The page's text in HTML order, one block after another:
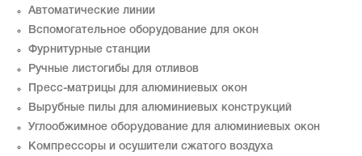
Автоматические линии
Вспомогательное оборудование для окон
Фурнитурные станции
Ручные листогибы для отливов
Пресс-матрицы для алюминиевых окон
Вырубные пилы для алюминиевых конструкций
Углообжимное оборудование для алюминиевых окон
Компрессоры и осушители сжатого воздуха